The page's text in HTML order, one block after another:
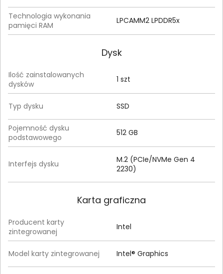
Technologia wykonania
pamięci RAM
LPCAMM2 LPDDR5x
Dysk
Ilość zainstalowanych
dysków
1 szt
Typ dysku SSD
Pojemność dysku
podstawowego
512 GB
Interfejs dysku
M.2 (PCIe/NVMe Gen 4
2230)
Karta graficzna
Producent karty
zintegrowanej
Intel
Model karty zintegrowanej Intel® Graphics